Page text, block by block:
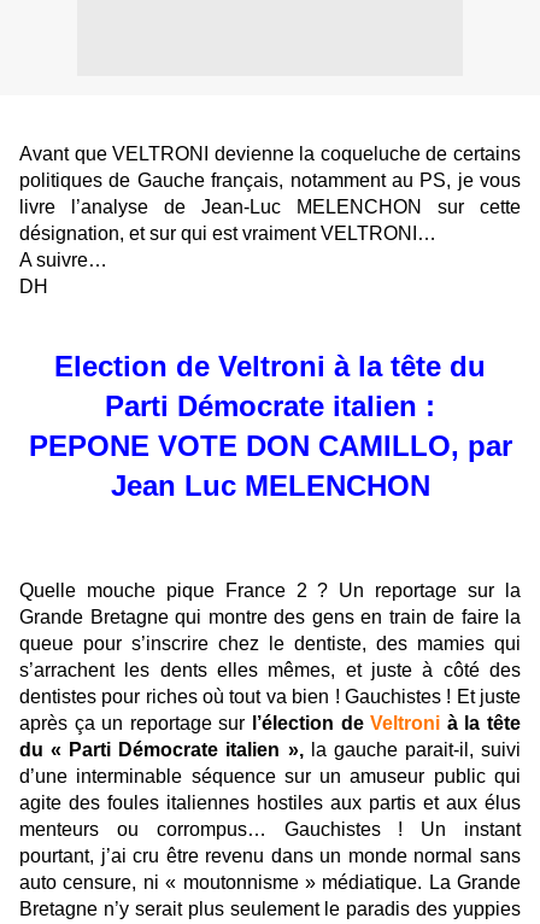
Avant que VELTRONI devienne la coqueluche de certains
politiques de Gauche français, notamment au PS, je vous
livre l’analyse de Jean-Luc MELENCHON sur cette
désignation, et sur qui est vraiment VELTRONI…
A suivre…
DH
Election de Veltroni à la tête du
Parti Démocrate italien :
PEPONE VOTE DON CAMILLO, par
Jean Luc MELENCHON
Quelle mouche pique France 2 ? Un reportage sur la
Grande Bretagne qui montre des gens en train de faire la
queue pour s’inscrire chez le dentiste, des mamies qui
s’arrachent les dents elles mêmes, et juste à côté des
dentistes pour riches où tout va bien ! Gauchistes ! Et juste
après ça un reportage sur
l’élection deVeltroni à la tête
du « Parti Démocrate italien »,la gauche parait-il, suivi
d’une interminable séquence sur un amuseur public qui
agite des foules italiennes hostiles aux partis et aux élus
menteurs ou corrompus… Gauchistes ! Un instant
pourtant, j’ai cru être revenu dans un monde normal sans
auto censure, ni « moutonnisme » médiatique. La Grande
Bretagne n’y serait plus seulement le paradis des yuppies